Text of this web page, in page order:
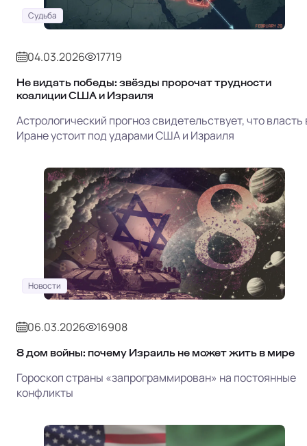
Судьба
04.03.2026 17719
Не видать победы: звёзды пророчат трудности
коалиции США и Израиля
Астрологический прогноз свидетельствует, что власть
Иране устоит под ударами США и Израиля
Новости
06.03.2026 16908
8 дом войны: почему Израиль не может жить в мире
Гороскоп страны «запрограммирован» на постоянные
конфликты